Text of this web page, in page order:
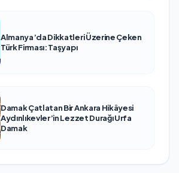
Almanya’da Dikkatleri Üzerine Çeken
Türk Firması: Taşyapı
Damak Çatlatan Bir Ankara Hikâyesi
Aydınlıkevler’in Lezzet Durağı Urfa
Damak